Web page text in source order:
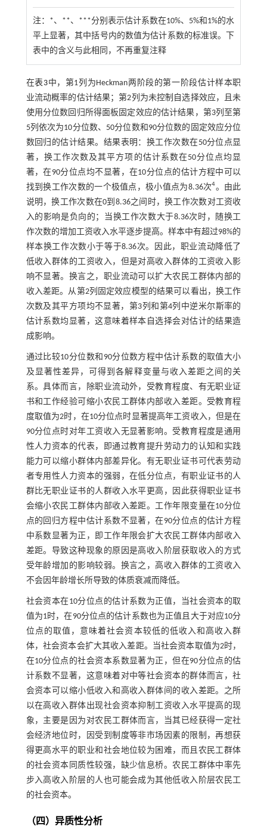
注： *、**、***分别表示估计系数在10%、5%和1%的水
平上显著，其中括号内的数值为估计系数的标准误。下
表中的含义与此相同，不再重复注释
在表3中，第1列为Heckman两阶段的第一阶段估计样本职
业流动概率的估计结果；第2列为未控制自选择效应，且未
使用分位数回归所得面板固定效应的估计结果，第3列至第
5列依次为10分位数、50分位数和90分位数的固定效应分位
数回归的估计结果。结果表明：换工作次数在50分位点显
著，换工作次数及其平方项的估计系数在50分位点均显
著，在90分位点均不显著，在10分位点的估计方程中可以
找到换工作次数的一个极值点，极小值点为8.36次4。由此
说明，换工作次数在0到8.36之间时，换工作次数对工资收
入的影响是负向的；当换工作次数大于8.36次时，随换工
作次数的增加工资收入水平逐步提高。样本中有超过98%的
样本换工作次数小于等于8.36次。因此，职业流动降低了
低收入群体的工资收入，但是对高收入群体的工资收入影
响不显著。换言之，职业流动可以扩大农民工群体内部的
收入差距。从第2列固定效应模型的结果可以看出，换工作
次数及其平方项均不显著，第3列和第4列中逆米尔斯率的
估计系数均显著，这意味着样本自选择会对估计的结果造
成影响。
通过比较10分位数和90分位数方程中估计系数的取值大小
及显著性差异，可得到各解释变量与收入差距之间的关
系。具体而言，除职业流动外，受教育程度、有无职业证
书和工作经验可缩小农民工群体内部收入差距。受教育程
度取值为2时，在10分位点时显著提高年工资收入，但是在
90分位点时对年工资收入无显著影响。受教育程度是通用
性人力资本的代表，即通过教育提升劳动力的认知和实践
能力可以缩小群体内部差异化。有无职业证书可代表劳动
者专用性人力资本的强弱，在低分位点，有职业证书的人
群比无职业证书的人群收入水平更高，因此获得职业证书
会缩小农民工群体内部收入差距。工作年限变量在10分位
点的回归方程中估计系数不显著，在90分位点的估计方程
中系数显著为正，即工作年限会扩大农民工群体内部收入
差距。导致这种现象的原因是高收入阶层获取收入的方式
受年龄增加的影响较弱。换言之，高收入群体的工资收入
不会因年龄增长所导致的体质衰减而降低。
社会资本在10分位点的估计系数为正值，当社会资本的取
值为1时，在90分位点的估计系数也为正值且大于对应10分
位点的取值，意味着社会资本较低的低收入和高收入群
体，社会资本会扩大其收入差距。当社会资本取值为2时，
在10分位点的社会资本系数显著为正，但在90分位点的估
计系数不显著，这意味着对中等社会资本的群体而言，社
会资本可以缩小低收入和高收入群体间的收入差距。之所
以在高收入群体出现社会资本抑制工资收入水平提高的现
象，主要是因为对农民工群体而言，当其已经获得一定社
会经济地位时，因受到制度等非市场因素的限制，再想获
得更高水平的职业和社会地位较为困难，而且农民工群体
的社会资本同质性较强，缺少信息桥。农民工群体中率先
步入高收入阶层的人也可能会成为其他低收入阶层农民工
的社会资本。
（四）异质性分析